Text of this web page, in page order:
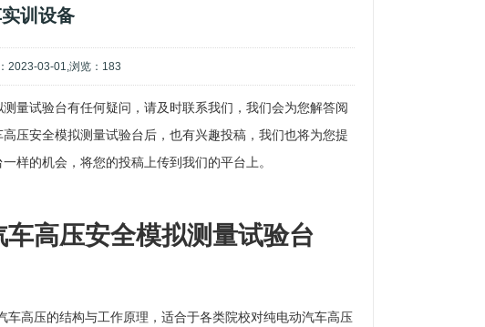
训设备
2023-03-01,浏览： 183
量试验台有任何疑问，请及时联系我们，我们会为您解答阅
压安全模拟测量试验台后，也有兴趣投稿，我们也将为您提
样的机会，将您的投稿上传到我们的平台上。
高压安全模拟测量试验台
高压的结构与工作原理，适合于各类院校对纯电动汽车高压